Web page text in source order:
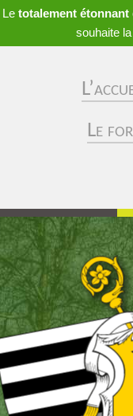
Le totalement étonnant
souhaite
Le